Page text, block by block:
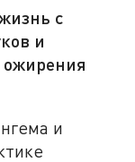
с
и
ожирения
и